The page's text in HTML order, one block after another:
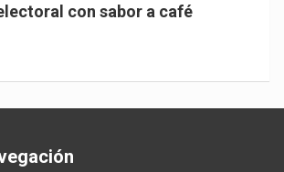
con sabor a café